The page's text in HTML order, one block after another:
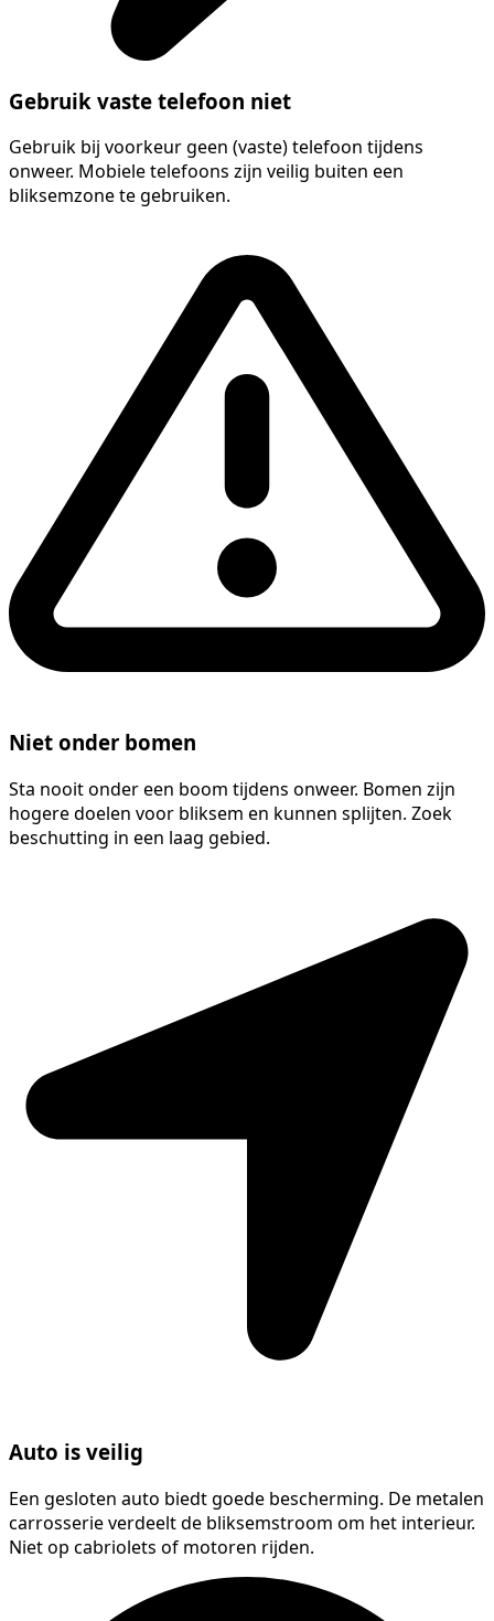
Gebruik vaste telefoon niet
Gebruik bij voorkeur geen (vaste) telefoon tijdens
onweer. Mobiele telefoons zijn veilig buiten een
bliksemzone te gebruiken.
Niet onder bomen
Sta nooit onder een boom tijdens onweer. Bomen zijn
hogere doelen voor bliksem en kunnen splijten. Zoek
beschutting in een laag gebied.
Auto is veilig
Een gesloten auto biedt goede bescherming. De metalen
carrosserie verdeelt de bliksemstroom om het interieur.
Niet op cabriolets of motoren rijden.